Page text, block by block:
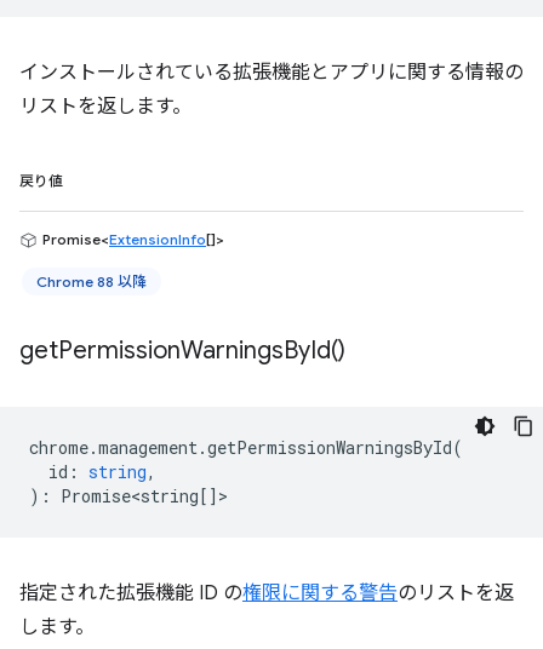
インストールされている拡張機能とアプリに関する情報の
リストを返します。
戻り値
Promise<ExtensionInfo[]>
Chrome 88 以降
getPermissionWarningsById()
chrome.management.getPermissionWarningsById(
id : string,
) : Promise<string[]>
指定された拡張機能 ID の権限に関する警告のリストを返
します。